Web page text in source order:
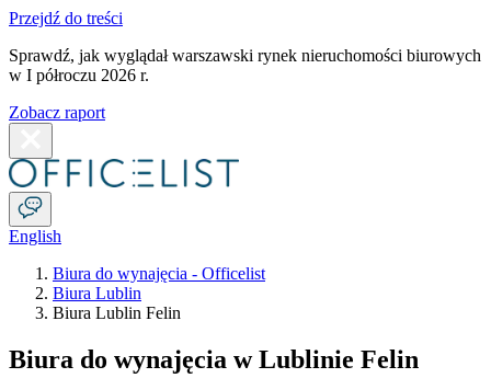
Przejdź do treści
Sprawdź, jak wyglądał warszawski rynek nieruchomości biurowych
w I półroczu 2026 r.
Zobacz raport
English
Biura do wynajęcia - Officelist
Biura Lublin
Biura Lublin Felin
Biura do wynajęcia w Lublinie Felin